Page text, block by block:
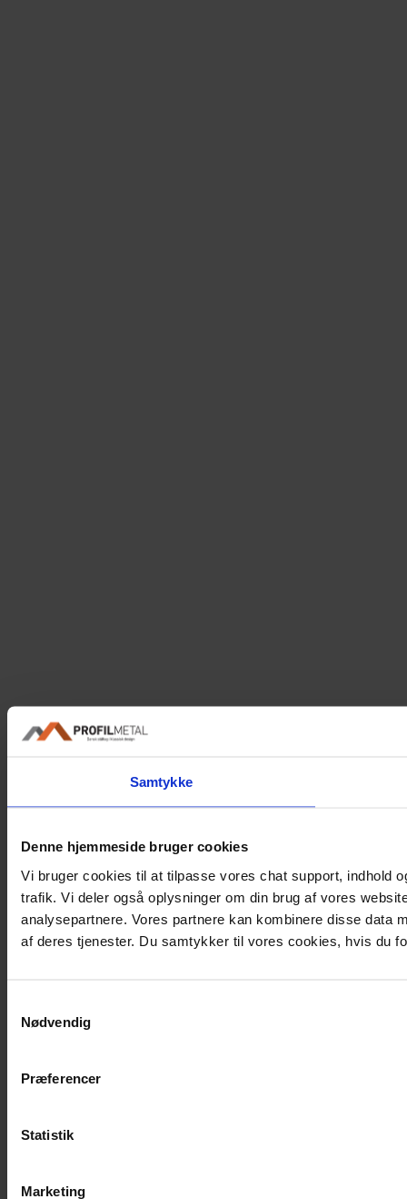
Samtykke
Denne hjemmeside bruger cookies
Vi bruger cookies til at tilpasse vores chat support, indhold
trafik. Vi deler også oplysninger om din brug af vores
analysepartnere. Vores partnere kan kombinere disse data
af deres tjenester. Du samtykker til vores cookies, hvis du
Nødvendig
Præferencer
Statistik
Marketing